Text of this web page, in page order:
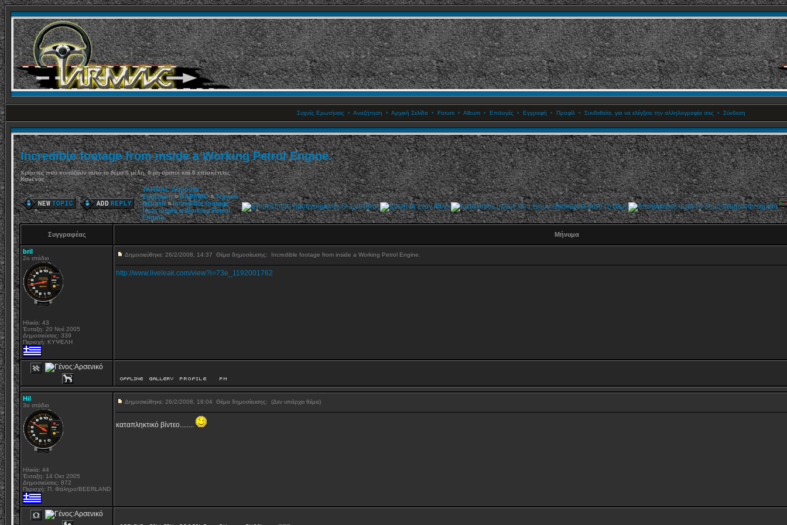
Συχνές Ερωτήσεις • Αναζήτηση • Αρχική Σελίδα • Forum • Album • Επιλογές • Εγγραφή • Προφίλ • Συνδεθείτε, για να ελέγξετε την αλληλογραφία σας • Σύνδεση
Incredible footage from inside a Working Petrol Engine.
Χρήστες που κοιτάζουν αυτό το θέμα:0 μέλη, 0 μη ορατοί και 0 επισκέπτες
Κανένας
TARMAC Δημόσια
Συζήτηση»CARMAC»Τεχνικά
Θέματα»Incredible footage
from inside a Working Petrol
Engine.
Συγγραφέας Μήνυμα
bril
2ο στάδιο
Ηλικία: 43
Ένταξη: 20 Νοέ 2005
Δημοσιεύσεις: 339
Περιοχή: ΚΥΨΕΛΗ
Δημοσιεύθηκε: 26/2/2008, 14:37 Θέμα δημοσίευσης: Incredible footage from inside a Working Petrol Engine.
http://www.liveleak.com/view?i=73e_1192001762
Hil
3ο στάδιο
Ηλικία: 44
Ένταξη: 14 Οκτ 2005
Δημοσιεύσεις: 872
Περιοχή: Π. Φάληρο/BEERLAND
Δημοσιεύθηκε: 26/2/2008, 18:04 Θέμα δημοσίευσης: (Δεν υπάρχει θέμα)
καταπληκτικό βίντεο........